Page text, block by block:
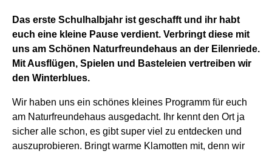
Das erste Schulhalbjahr ist geschafft und ihr habt
euch eine kleine Pause verdient. Verbringt diese mit
uns am Schönen Naturfreundehaus an der Eilenriede.
Mit Ausflügen, Spielen und Basteleien vertreiben wir
den Winterblues.
Wir haben uns ein schönes kleines Programm für euch
am Naturfreundehaus ausgedacht. Ihr kennt den Ort ja
sicher alle schon, es gibt super viel zu entdecken und
auszuprobieren. Bringt warme Klamotten mit, denn wir